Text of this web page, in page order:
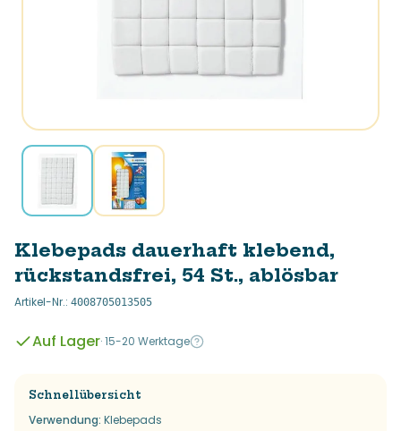
Klebepads dauerhaft klebend,
rückstandsfrei, 54 St., ablösbar
Artikel-Nr.: 4008705013505
Auf Lager·15-20 Werktage
Schnellübersicht
Verwendung: Klebepads